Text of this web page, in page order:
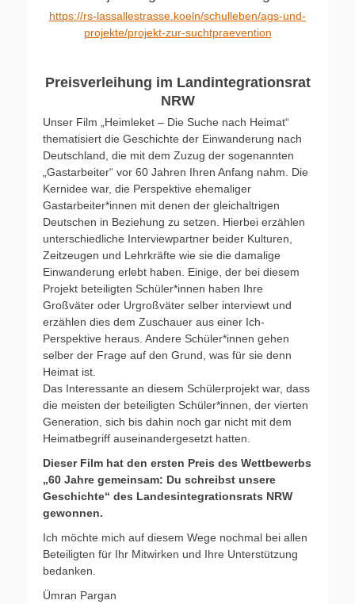
https://rs-lassallestrasse.koeln/schulleben/ags-und-
projekte/projekt-zur-suchtpraevention
Preisverleihung im Landintegrationsrat
NRW
Unser Film „Heimleket – Die Suche nach Heimat“
thematisiert die Geschichte der Einwanderung nach
Deutschland, die mit dem Zuzug der sogenannten
„Gastarbeiter“ vor 60 Jahren Ihren Anfang nahm. Die
Kernidee war, die Perspektive ehemaliger
Gastarbeiter*innen mit denen der gleichaltrigen
Deutschen in Beziehung zu setzen. Hierbei erzählen
unterschiedliche Interviewpartner beider Kulturen,
Zeitzeugen und Lehrkräfte wie sie die damalige
Einwanderung erlebt haben. Einige, der bei diesem
Projekt beteiligten Schüler*innen haben Ihre
Großväter oder Urgroßväter selber interviewt und
erzählen dies dem Zuschauer aus einer Ich-
Perspektive heraus. Andere Schüler*innen gehen
selber der Frage auf den Grund, was für sie denn
Heimat ist.
Das Interessante an diesem Schülerprojekt war, dass
die meisten der beteiligten Schüler*innen, der vierten
Generation, sich bis dahin noch gar nicht mit dem
Heimatbegriff auseinandergesetzt hatten.
Dieser Film hat den ersten Preis des Wettbewerbs
„60 Jahre gemeinsam: Du schreibst unsere
Geschichte“ des Landesintegrationsrats NRW
gewonnen.
Ich möchte mich auf diesem Wege nochmal bei allen
Beteiligten für Ihr Mitwirken und Ihre Unterstützung
bedanken.
Ümran Pargan